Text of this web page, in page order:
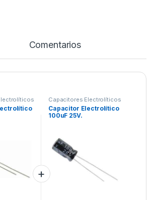
Comentarios
Capacitores Electrolíticos
Capacitor Electrolítico
100uF 25V.